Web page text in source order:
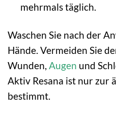
mehrmals täglich.
Waschen Sie nach der
Hände. Vermeiden Sie
Wunden, Augen und
Aktiv Resana ist nur zur
bestimmt.